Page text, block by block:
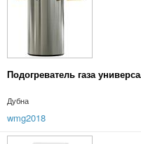
Подогреватель газа
Дубна
wmg2018